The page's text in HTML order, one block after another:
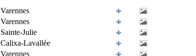
Varennes
Varennes
Sainte-Julie
Calixa-Lavallée
Varennes